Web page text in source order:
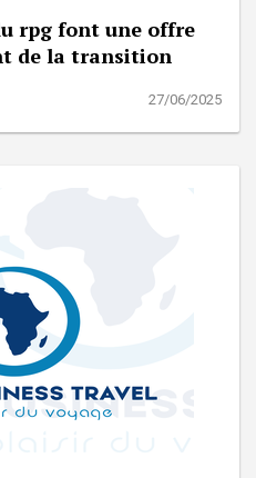
rpg font une offre
de la transition
27/06/2025